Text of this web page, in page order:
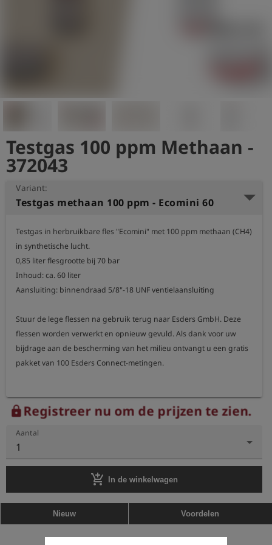
Testgas 100 ppm Methaan -
372043
Variant:
Testgas methaan 100 ppm - Ecomini 60
Testgas in herbruikbare fles "Ecomini" met 100 ppm methaan (CH4)
in synthetische lucht.
0,85 liter flesgrootte bij 70 bar
Inhoud: ca. 60 liter
Aansluiting: binnendraad 5/8"-18 UNF ventielaansluiting
Stuur de lege flessen na gebruik terug naar Esders GmbH. Deze
flessen worden verwerkt en opnieuw gevuld. Als dank voor uw
bijdrage aan de bescherming van het milieu ontvangt u een gratis
lockRegistreer nu om de prijzen te zien.
Aantal
1
add_shopping_cart In de winkelwagen
Nieuw Voordelen